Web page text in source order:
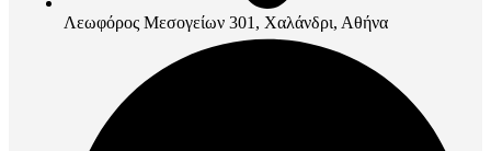
Λεωφόρος Μεσογείων 301, Χαλάνδρι, Αθήνα